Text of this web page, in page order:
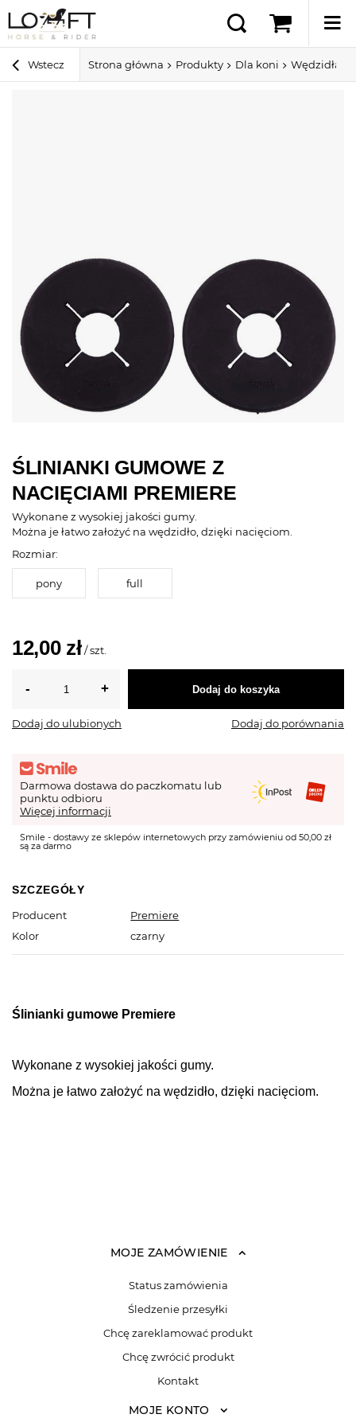
Wstecz Strona główna Produkty Dla koni Wędzidła
ŚLINIANKI GUMOWE Z
NACIĘCIAMI PREMIERE
Wykonane z wysokiej jakości gumy.
Można je łatwo założyć na wędzidło, dzięki nacięciom.
Rozmiar:
pony full
12,00 zł /szt.
Dodaj do koszyka
Dodaj do ulubionych Dodaj do porównania
Darmowa dostawa do paczkomatu lub
punktu odbioru
Więcej informacji
Smile - dostawy ze sklepów internetowych przy zamówieniu od 50,00 zł
są za darmo
SZCZEGÓŁY
Producent
Premiere
Kolor
czarny
Ślinianki gumowe Premiere
Wykonane z wysokiej jakości gumy.
Można je łatwo założyć na wędzidło, dzięki nacięciom.
MOJE ZAMÓWIENIE
Status zamówienia
Śledzenie przesyłki
Chcę zareklamować produkt
Chcę zwrócić produkt
Kontakt
MOJE KONTO